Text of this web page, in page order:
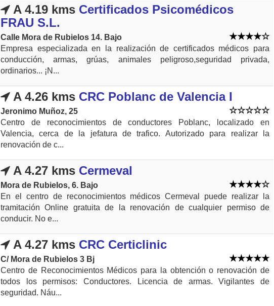
A 4.19 kms Certificados Psicomédicos
FRAU S.L.
Calle Mora de Rubielos 14. Bajo
Empresa especializada en la realización de certificados médicos para
conducción, armas, grúas, animales peligroso,seguridad privada,
ordinarios... ¡N...
A 4.26 kms CRC Poblanc de Valencia I
Jeronimo Muñoz, 25
Centro de reconocimientos de conductores Poblanc, localizado en
Valencia, cerca de la jefatura de trafico. Autorizado para realizar la
renovación de c...
A 4.27 kms Cermeval
Mora de Rubielos, 6. Bajo
En el centro de reconocimientos médicos Cermeval puede realizar la
tramitación Online gratuita de la renovación de cualquier permiso de
conducir. No e...
A 4.27 kms CRC Certiclinic
C/ Mora de Rubielos 3 Bj
Centro de Reconocimientos Médicos para la obtención o renovación de
todos los permisos: Conductores. Licencia de armas. Vigilantes de
seguridad. Náu...